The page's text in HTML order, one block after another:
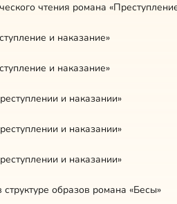
чтения романа
и наказание»
и наказание»
и наказании»
и наказании»
и наказании»
образов романа «Бесы»